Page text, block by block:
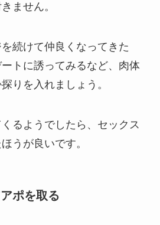
ません。
続けて仲良くなってきた
トに誘ってみるなど、肉体
りを入れましょう 。
るようでしたら、セックス
うが良いです。
ポを取る